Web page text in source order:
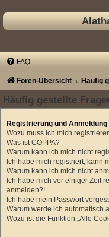
FAQ
Foren-Übersicht Häufig
Häufig gestellte
Registrierung und Anmeldung
Wozu muss ich mich
Was ist COPPA?
Warum kann ich mich nicht
Ich habe mich registriert, kann
Warum kann ich mich nicht
Ich habe mich vor einiger Zeit
anmelden?!
Ich habe mein Passwort
Warum werde ich automatisch
Wozu ist die Funktion „Alle